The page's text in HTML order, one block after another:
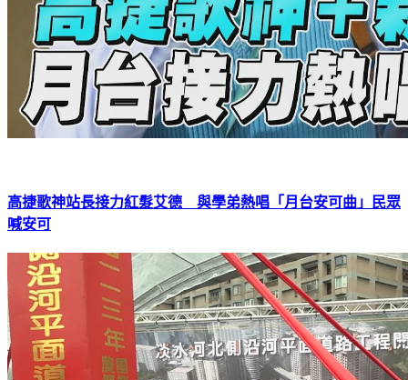
高捷歌神站長接力紅髮艾德 與學弟熱唱「月台安可曲」民眾
喊安可